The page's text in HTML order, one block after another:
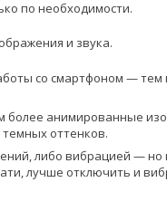
по необходимости.
и звука.
со смартфоном —
анимированные
оттенков.
либо вибрацией — но
лучше отключить и